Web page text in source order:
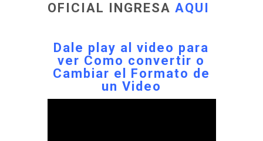
OFICIAL INGRESA AQUI
Dale play al video para
ver Como convertir o
Cambiar el Formato de
un Video